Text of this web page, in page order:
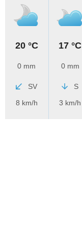
20 °C
0 mm
SV
8 km/h
17 °C
0 mm
S
3 km/h